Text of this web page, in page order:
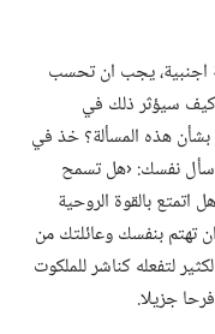
اجنبية،‏ يجب ان تحسب
كيف سيؤثر ذلك في
بشأن هذه المسألة؟‏ خذ في
نفسك:‏ ‹هل تسمح
اتمتع بالقوة الروحية
تهتم بنفسك وعائلتك من
لتفعله كناشر للملكوت
جزيلا.‏